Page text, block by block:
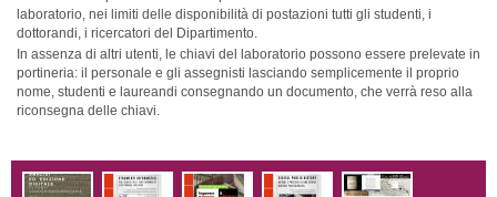
laboratorio, nei limiti delle disponibilità di postazioni tutti gli studenti, i
dottorandi, i ricercatori del Dipartimento.
In assenza di altri utenti, le chiavi del laboratorio possono essere prelevate in
portineria: il personale e gli assegnisti lasciando semplicemente il proprio
nome, studenti e laureandi consegnando un documento, che verrà reso alla
riconsegna delle chiavi.